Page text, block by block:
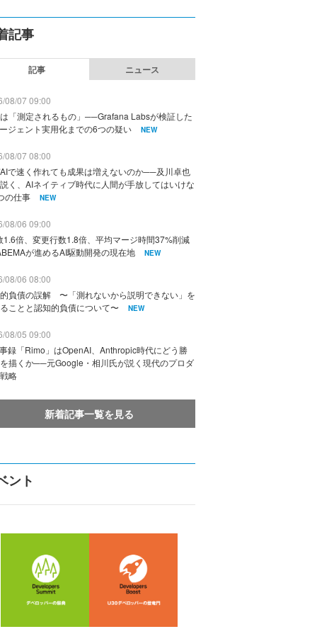
記事
記事 ニュース
08/07 09:00
「測定されるもの」──Grafana Labsが検証した
ジェント実用化までの6つの疑い
NEW
08/07 08:00
で速く作れても成果は増えないのか──及川卓也
く、AIネイティブ時代に人間が手放してはいけな
の仕事
NEW
08/06 09:00
1.6倍、変更行数1.8倍、平均マージ時間37%削減
が進めるAI駆動開発の現在地
NEW
08/06 08:00
負債の誤解 〜「測れないから説明できない」を
ことと認知的負債について〜
NEW
08/05 09:00
録「Rimo」はOpenAI、Anthropic時代にどう勝
描くか──元Google・相川氏が説く現代のプロダ
略
新着記事一覧を見る
ント